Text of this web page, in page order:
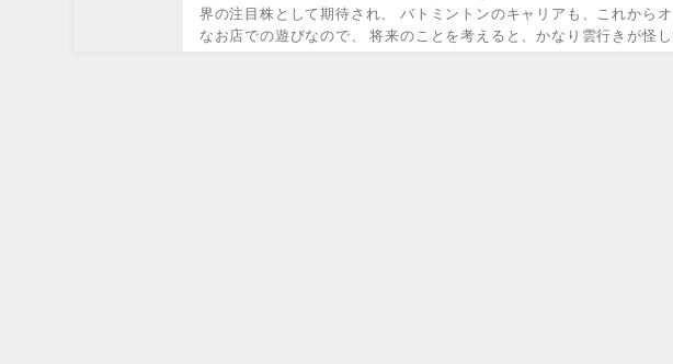
界の注目株として期待され、 バトミントンのキャリアも、これから
なお店での遊びなので、 将来のことを考えると、かなり雲行きが怪